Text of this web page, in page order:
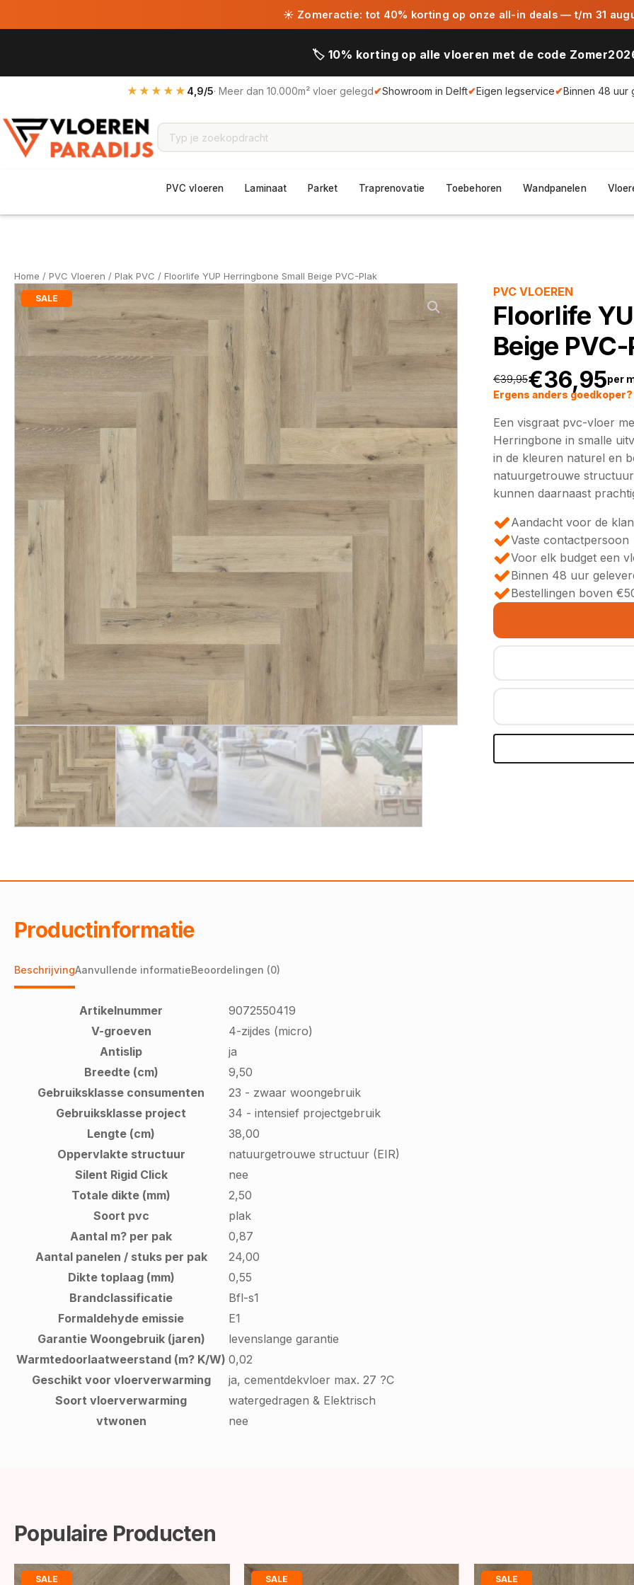
☀ Zomeractie: tot 40% korting op onze all-in deals — t/m 31
🏷️ 10% korting op alle vloeren met de code
★★★★★ 4,9/5· Meer dan 10.000m² vloer gelegd✔Showroom in Delft✔Eigen legservice✔Binnen 48 uur
PVC vloeren Laminaat Parket Traprenovatie Toebehoren Wandpanelen
Home / PVC Vloeren / Plak PVC / Floorlife YUP Herringbone Small Beige PVC-Plak
SALE PVC VLOEREN
Floorlife
Beige
€39,95
prijs
was:
€39,95.
€36,95
Huidige
prijs
is:
€36,95.
per
Ergens anders
Een visgraat pvc-vloer
Herringbone in smalle
in de kleuren naturel en
natuurgetrouwe
kunnen daarnaast
Aandacht voor de
Vaste contactpersoon
Voor elk budget een
Binnen 48 uur
Bestellingen boven
Productinformatie
BeschrijvingAanvullende informatieBeoordelingen (0)
Artikelnummer
9072550419
V-groeven
4-zijdes (micro)
Antislip
ja
Breedte (cm)
9,50
Gebruiksklasse consumenten
23 - zwaar woongebruik
Gebruiksklasse project
34 - intensief projectgebruik
Lengte (cm)
38,00
Oppervlakte structuur
natuurgetrouwe structuur (EIR)
Silent Rigid Click
nee
Totale dikte (mm)
2,50
Soort pvc
plak
Aantal m? per pak
0,87
Aantal panelen / stuks per pak
24,00
Dikte toplaag (mm)
0,55
Brandclassificatie
Bfl-s1
Formaldehyde emissie
E1
Garantie Woongebruik (jaren)
levenslange garantie
Warmtedoorlaatweerstand (m? K/W) 0,02
Geschikt voor vloerverwarming
ja, cementdekvloer max. 27 ?C
Soort vloerverwarming
watergedragen & Elektrisch
vtwonen
nee
Populaire Producten
SALE SALE SALE